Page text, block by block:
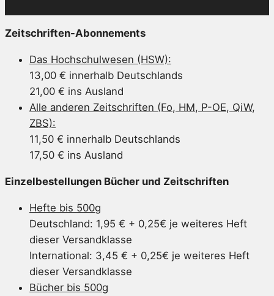
Zeitschriften-Abonnements
Das Hochschulwesen (HSW):
13,00 € innerhalb Deutschlands
21,00 € ins Ausland
Alle anderen Zeitschriften (Fo, HM, P-OE, QiW,
ZBS):
11,50 € innerhalb Deutschlands
17,50 € ins Ausland
Einzelbestellungen Bücher und Zeitschriften
Hefte bis 500g
Deutschland: 1,95 € + 0,25€ je weiteres Heft
dieser Versandklasse
International: 3,45 € + 0,25€ je weiteres Heft
dieser Versandklasse
Bücher bis 500g